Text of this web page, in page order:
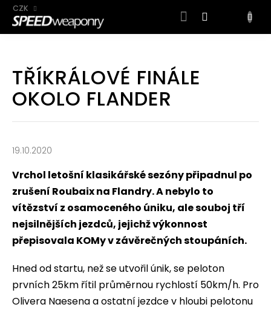
obsah
CZK
TŘÍKRÁLOVÉ FINÁLE
OKOLO FLANDER
19.10.2020
Vrchol letošní klasikářské sezóny připadnul po
zrušení Roubaix na Flandry. A nebylo to
vítězství z osamoceného úniku, ale souboj tří
nejsilnějších jezdců, jejichž výkonnost
přepisovala KOMy v závěrečných stoupáních.
Hned od startu, než se utvořil únik, se peloton
prvních 25km řítil průměrnou rychlostí 50km/h. Pro
Olivera Naesena a ostatní jezdce v hloubi pelotonu